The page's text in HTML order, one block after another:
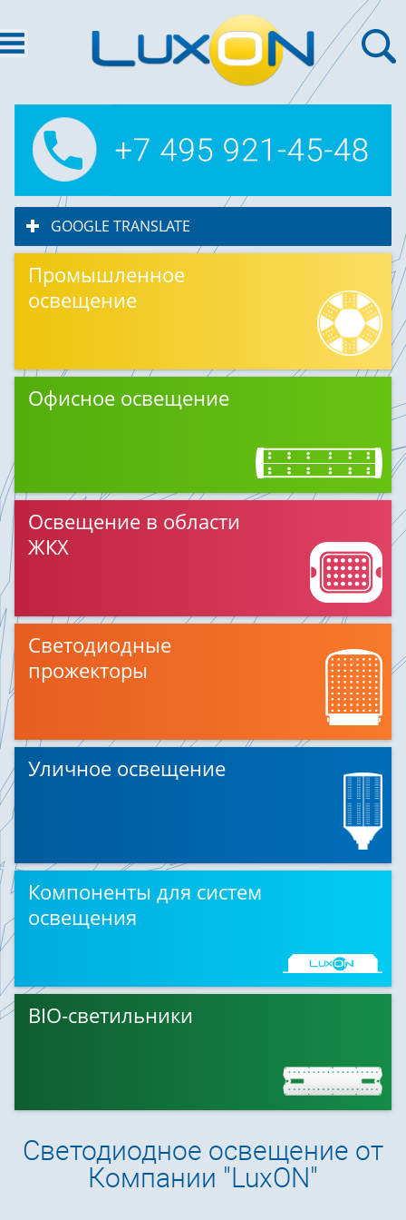
GOOGLE TRANSLATE
Промышленное
освещение
Офисное освещение
Освещение в области
ЖКХ
Светодиодные
прожекторы
Уличное освещение
Компоненты для систем
освещения
BIO-светильники
Светодиодное освещение от
Компании "LuxON"